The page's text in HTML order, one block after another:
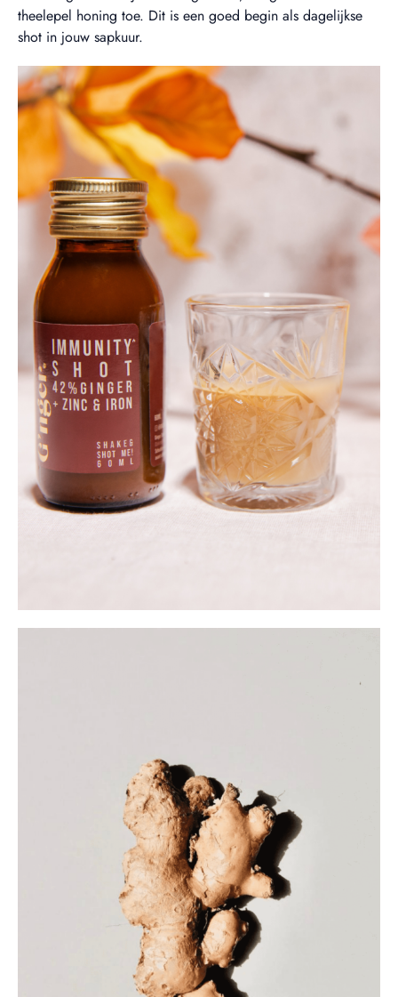
theelepel honing toe. Dit is een goed begin als dagelijkse
shot in jouw sapkuur.